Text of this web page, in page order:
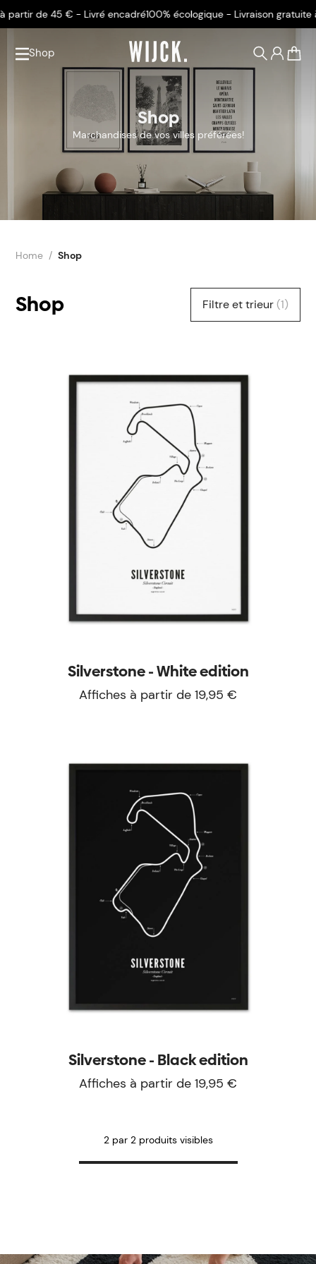
de 45 € - Livré encadré100% écologique - Livraison gratuite à
Shop
Shop
Marchandises de vos villes préférées!
Home Shop
Shop Filtre et trieur (1)
Silverstone - White edition
Affiches à partir de 19,95 €
Silverstone - Black edition
Affiches à partir de 19,95 €
2 par 2 produits visibles